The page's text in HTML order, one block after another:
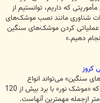
که داریم، توانستیم از
شناوری مانند نصب موشک‌های
عملیاتی کردن موشک‌های سنگین
دهیم.»
سنگین» می‌تواند انواع
موشک‌های کروز دریایی با بُردهای بلند باشد که «موشک نور» با برد بیش از 120